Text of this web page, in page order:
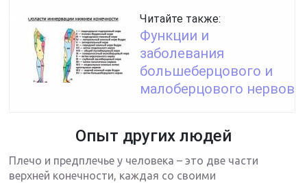
Читайте также:
Функции и
заболевания
большеберцового и
малоберцового нервов
Опыт других людей
Плечо и предплечье у человека – это две части
верхней конечности, каждая со своими